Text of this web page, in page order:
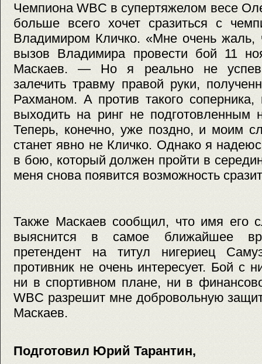
Чемпиона WBC в супертяжелом весе
больше всего хочет сразиться с
Владимиром Кличко. «Мне очень жаль,
вызов Владимира провести бой 11
Маскаев. — Но я реально не
залечить травму правой руки,
Рахманом. А против такого
выходить на ринг не подготовленным
Теперь, конечно, уже поздно, и моим
станет явно не Кличко. Однако я
в бою, который должен пройти в
меня снова появится возможность
Также Маскаев сообщил, что имя его
выяснится в самое ближайшее
претендент на титул нигериец
противник не очень интересует. Бой с
ни в спортивном плане, ни в
WBC разрешит мне добровольную
Маскаев.
Подготовил Юрий Тарантин,